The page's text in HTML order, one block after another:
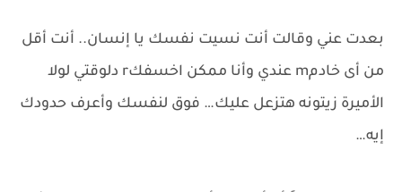
بعدت عني وقالت أنت نسيت نفسك يا إنسان.. أنت أقل
من أى خادمm عندي وأنا ممكن اخسفكr دلوقتي لولا
الأميرة زيتونه هتزعل عليك… فوق لنفسك وأعرف حدودك
إيه…